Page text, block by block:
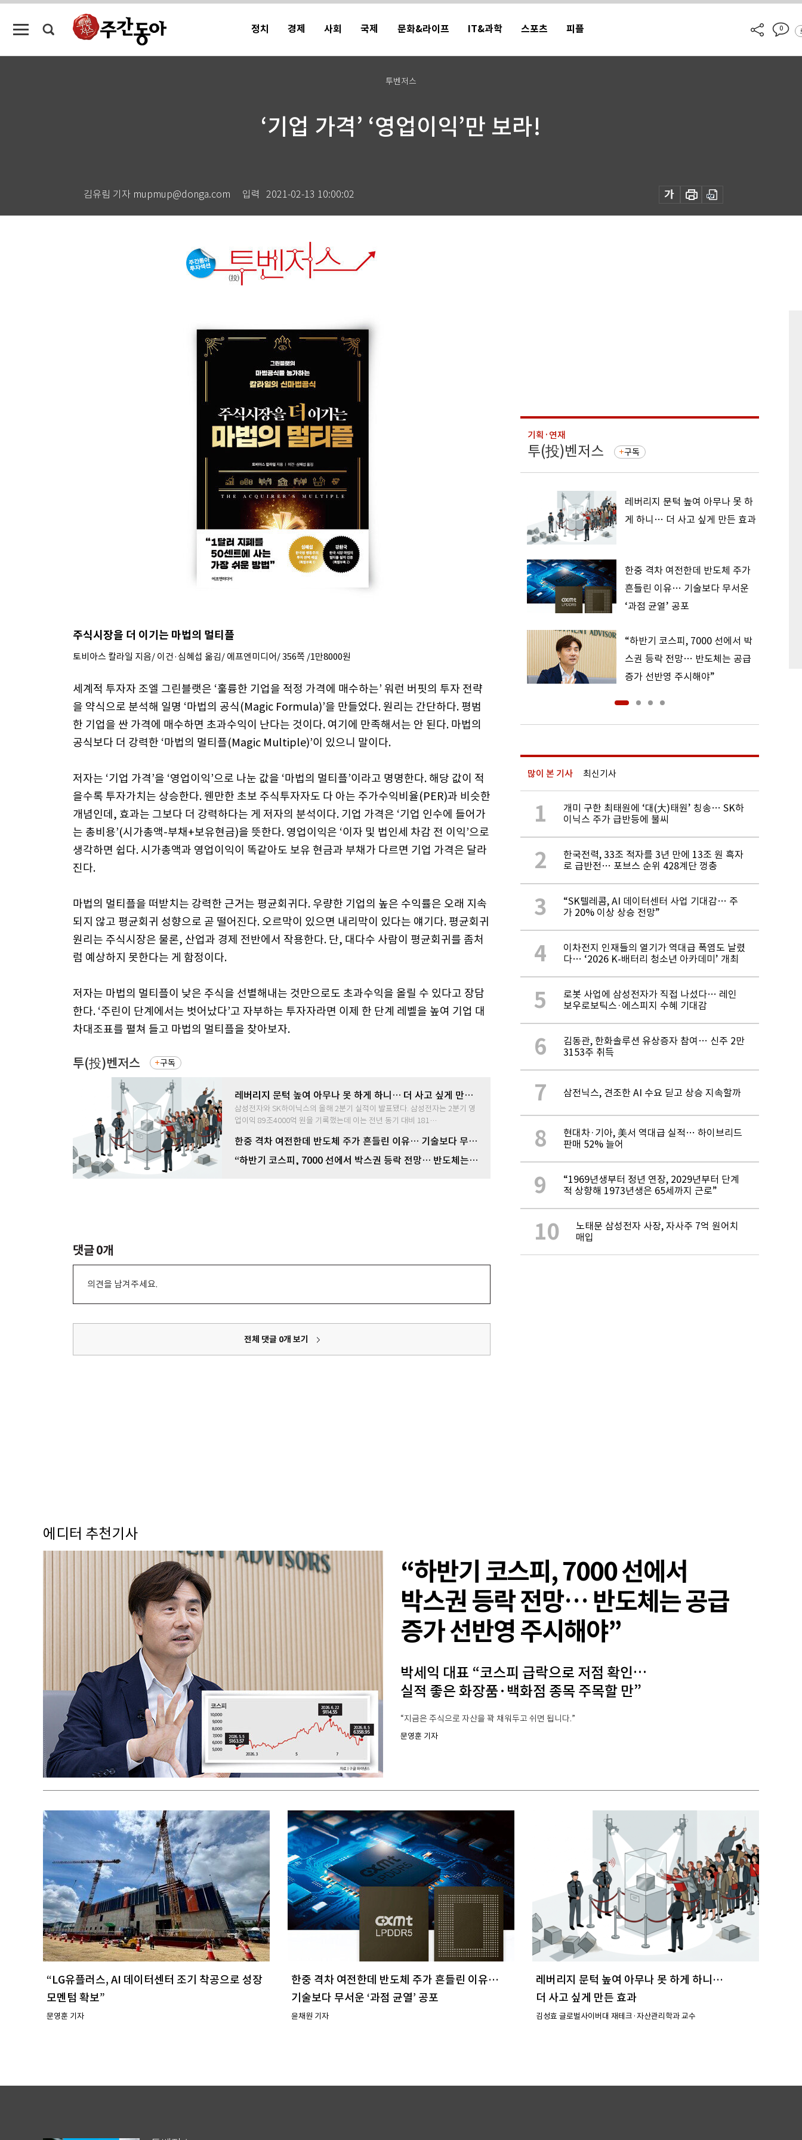
정치 경제 사회 국제 문화&라이프 IT&과학 스포츠 피플 0
투벤저스
‘기업 가격’ ‘영업이익’만 보라!
김유림 기자 mupmup@donga.com 입력 2021-02-13 10:00:02
주식시장을 더 이기는 마법의 멀티플
토비아스 칼라일 지음/ 이건·심혜섭 옮김/ 에프엔미디어/ 356쪽 /1만8000원
세계적 투자자 조엘 그린블랫은 ‘훌륭한 기업을 적정 가격에 매수하는’ 워런 버핏의 투자 전략
을 약식으로 분석해 일명 ‘마법의 공식(Magic Formula)’을 만들었다. 원리는 간단하다. 평범
한 기업을 싼 가격에 매수하면 초과수익이 난다는 것이다. 여기에 만족해서는 안 된다. 마법의
공식보다 더 강력한 ‘마법의 멀티플(Magic Multiple)’이 있으니 말이다.
저자는 ‘기업 가격’을 ‘영업이익’으로 나눈 값을 ‘마법의 멀티플’이라고 명명한다. 해당 값이 적
을수록 투자가치는 상승한다. 웬만한 초보 주식투자자도 다 아는 주가수익비율(PER)과 비슷한
개념인데, 효과는 그보다 더 강력하다는 게 저자의 분석이다. 기업 가격은 ‘기업 인수에 들어가
는 총비용’(시가총액-부채+보유현금)을 뜻한다. 영업이익은 ‘이자 및 법인세 차감 전 이익’으로
생각하면 쉽다. 시가총액과 영업이익이 똑같아도 보유 현금과 부채가 다르면 기업 가격은 달라
진다.
마법의 멀티플을 떠받치는 강력한 근거는 평균회귀다. 우량한 기업의 높은 수익률은 오래 지속
되지 않고 평균회귀 성향으로 곧 떨어진다. 오르막이 있으면 내리막이 있다는 얘기다. 평균회귀
원리는 주식시장은 물론, 산업과 경제 전반에서 작용한다. 단, 대다수 사람이 평균회귀를 좀처
럼 예상하지 못한다는 게 함정이다.
저자는 마법의 멀티플이 낮은 주식을 선별해내는 것만으로도 초과수익을 올릴 수 있다고 장담
한다. ‘주린이 단계에서는 벗어났다’고 자부하는 투자자라면 이제 한 단계 레벨을 높여 기업 대
차대조표를 펼쳐 들고 마법의 멀티플을 찾아보자.
투(投)벤저스 구독
레버리지 문턱 높여 아무나 못 하게 하니… 더 사고 싶게 만든
효과
삼성전자와 SK하이닉스의 올해 2분기 실적이 발표됐다. 삼성전자는 2분기 영
업이익 89조4000억 원을 기록했는데 이는 전년 동기 대비 181…
한중 격차 여전한데 반도체 주가 흔들린 이유… 기술보다 무서
“하반기 코스피, 7000 선에서 박스권 등락 전망… 반도체는
댓글0개
의견을 남겨주세요.
전체 댓글 0개 보기
기획·연재
투(投)벤저스 구독
레버리지 문턱 높여 아무나 못 하
게 하니… 더 사고 싶게 만든 효과
한중 격차 여전한데 반도체 주가
흔들린 이유… 기술보다 무서운
‘과점 균열’ 공포
“하반기 코스피, 7000 선에서 박
스권 등락 전망… 반도체는 공급
증가 선반영 주시해야”
많이 본 기사 최신기사
1
개미 구한 최태원에 ‘대(大)태원’ 칭송… SK하
이닉스 주가 급반등에 불씨
2
한국전력, 33조 적자를 3년 만에 13조 원 흑자
로 급반전… 포브스 순위 428계단 껑충
3
“SK텔레콤, AI 데이터센터 사업 기대감… 주
가 20% 이상 상승 전망”
4
이차전지 인재들의 열기가 역대급 폭염도 날렸
다… ‘2026 K-배터리 청소년 아카데미’ 개최
5
로봇 사업에 삼성전자가 직접 나섰다… 레인
보우로보틱스·에스피지 수혜 기대감
6
김동관, 한화솔루션 유상증자 참여… 신주 2만
3153주 취득
7 삼전닉스, 견조한 AI 수요 딛고 상승 지속할까
8
현대차·기아, 美서 역대급 실적… 하이브리드
판매 52% 늘어
9
“1969년생부터 정년 연장, 2029년부터 단계
적 상향해 1973년생은 65세까지 근로”
10
노태문 삼성전자 사장, 자사주 7억 원어치
매입
에디터 추천기사
“하반기 코스피, 7000 선에서
박스권 등락 전망… 반도체는 공급
증가 선반영 주시해야”
박세익 대표 “코스피 급락으로 저점 확인…
실적 좋은 화장품·백화점 종목 주목할 만”
“지금은 주식으로 자산을 꽉 채워두고 쉬면 됩니다.”
문영훈 기자
“LG유플러스, AI 데이터센터 조기 착공으로 성장
모멘텀 확보”
문영훈 기자
한중 격차 여전한데 반도체 주가 흔들린 이유…
기술보다 무서운 ‘과점 균열’ 공포
윤채원 기자
레버리지 문턱 높여 아무나 못 하게 하니…
더 사고 싶게 만든 효과
김성효 글로벌사이버대 재테크·자산관리학과 교수